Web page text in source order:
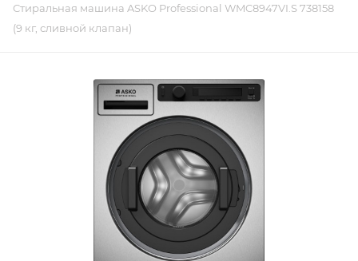
Стиральная машина ASKO Professional WMC8947VI.S 738158
(9 кг, сливной клапан)